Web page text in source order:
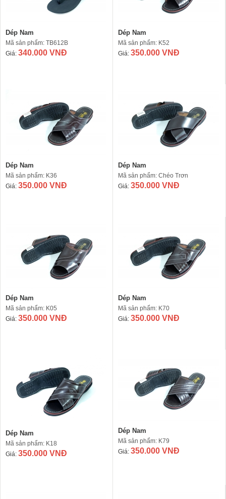
Dép Nam
Mã sản phẩm: TB612B
Giá: 340.000 VNĐ
Dép Nam
Mã sản phẩm: K52
Giá: 350.000 VNĐ
Dép Nam
Mã sản phẩm: K36
Giá: 350.000 VNĐ
Dép Nam
Mã sản phẩm: Chéo Trơn
Giá: 350.000 VNĐ
Dép Nam
Mã sản phẩm: K05
Giá: 350.000 VNĐ
Dép Nam
Mã sản phẩm: K70
Giá: 350.000 VNĐ
Dép Nam
Mã sản phẩm: K18
Giá: 350.000 VNĐ
Dép Nam
Mã sản phẩm: K79
Giá: 350.000 VNĐ